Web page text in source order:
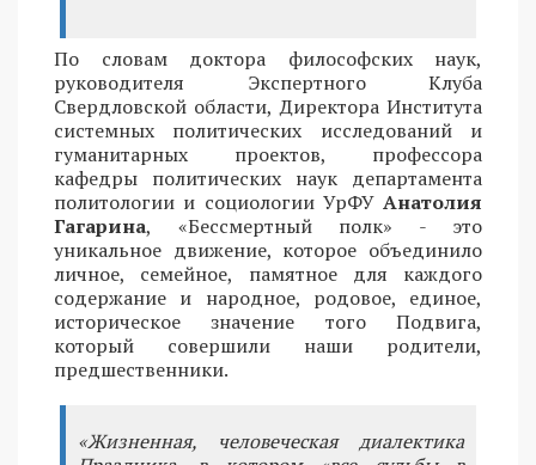
По словам доктора философских наук,
руководителя Экспертного Клуба
Свердловской области, Директора Института
системных политических исследований и
гуманитарных проектов, профессора
кафедры политических наук департамента
политологии и социологии УрФУ Анатолия
Гагарина, «Бессмертный полк» - это
уникальное движение, которое объединило
личное, семейное, памятное для каждого
содержание и народное, родовое, единое,
историческое значение того Подвига,
который совершили наши родители,
предшественники.
«Жизненная, человеческая диалектика